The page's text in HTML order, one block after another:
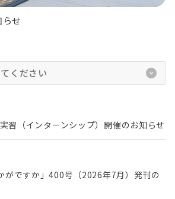
らせ
ください
習（インターンシップ）開催のお知らせ
がですか」400号（2026年7月）発刊の